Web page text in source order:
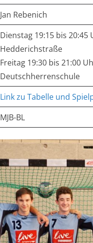
Jan Rebenich
Dienstag 19:15 bis
Hedderichstraße
Freitag 19:30 bis 21:00
Deutschherrenschule
Link zu Tabelle und
MJB-BL